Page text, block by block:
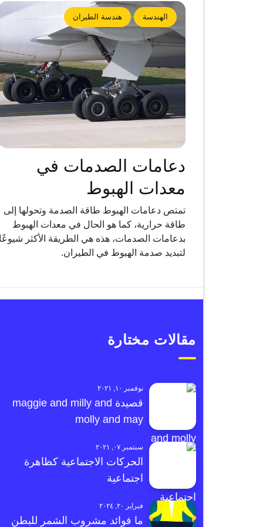
الهندسة هندسة الطيران
دعامات الصدمات في
معدات الهبوط
تمتص دعامات الهبوط طاقة الصدمة وتحولها إلى
طاقة حرارية، كما هو الحال في معدات الهبوط
بدعامات الصدمات، هذه هي الطريقة الأكثر
لتبديد صدمة الهبوط في الطيران.
مقالات مختارة
نوفمبر ١٠, ٢٠٢١
قصيدة maggie and milly and
molly and may
سبتمبر ٠٧, ٢٠٢١
الحركات الاجتماعية كظاهرة
اجتماعية
فبراير ٢٠, ٢٠٢٤
ما فوائد مشروب الشمر للبطن